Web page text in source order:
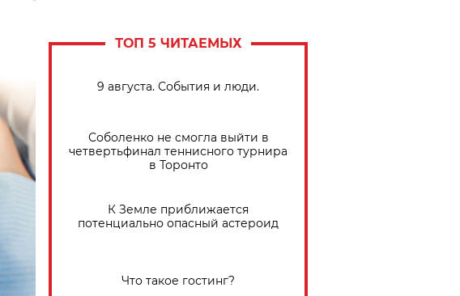
ТОП 5 ЧИТАЕМЫХ
9 августа. События и люди.
Соболенко не смогла выйти в
четвертьфинал теннисного турнира
в Торонто
К Земле приближается
потенциально опасный астероид
Что такое гостинг?